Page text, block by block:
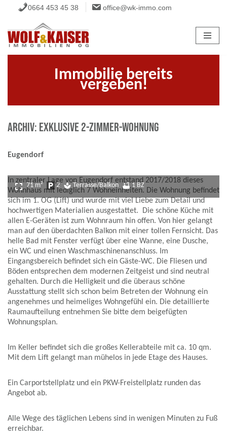
Inhalt
springen
0664 453 45 38 office@wk-immo.com
Immobilie bereits
vergeben!
ARCHIV: exklusive 2-Zimmer-Wohnung
Eugendorf
fullscreen 71 m² local_parking 2 spa Terrasse/Balkon bathtub 1 BZ
In zentraler Lage von Eugendorf entstand 2017/2018 dieses
Wohnhaus mit lediglich 7 Wohneinheiten. Die Wohnung befindet
sich im 1. OG (Lift) und wurde mit viel Liebe zum Detail und
hochwertigen Materialien ausgestattet. Die schöne Küche mit
allen E-Geräten ist zum Wohnraum hin offen. Von hier gelangt
man auf den überdachten Balkon mit einer tollen Fernsicht. Das
helle Bad mit Fenster verfügt über eine Wanne, eine Dusche,
ein WC und einen Waschmaschinenanschluss. Im
Eingangsbereich befindet sich ein Gäste-WC. Die Fliesen und
Böden entsprechen dem modernen Zeitgeist und sind neutral
gehalten. Durch die Helligkeit und die überaus schöne
Ausstattung stellt sich schon beim Betreten der Wohnung ein
angenehmes und heimeliges Wohngefühl ein. Die detaillierte
Raumaufteilung entnehmen Sie bitte dem beigefügten
Wohnungsplan.
Im Keller befindet sich die großes Kellerabteile mit ca. 10 qm.
Mit dem Lift gelangt man mühelos in jede Etage des Hauses.
Ein Carportstellplatz und ein PKW-Freistellplatz runden das
Angebot ab.
Alle Wege des täglichen Lebens sind in wenigen Minuten zu Fuß
erreichbar.